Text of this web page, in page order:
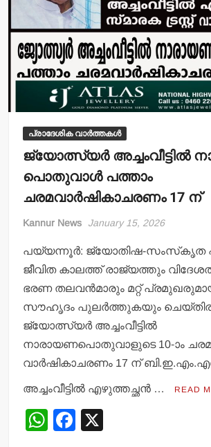
പ്രാദേശിക വാർത്തകൾ
ജ്യോത്സ്യര്‍ അച്ചംവീട്ടില്‍
പൊതുവാള്‍ പത്താം
ചരമവാര്‍ഷികാചരണം 17 ന്
Kannur News January 15, 2026
പയ്യന്നൂര്‍: ജ്യോതിഷ-സംസ്‌കൃത
ജീവിത കാലത്ത് രാജ്യത്തും
ഭരണ തലവന്‍മാരും മറ്റ്
സൗഹൃദം പുലര്‍ത്തുകയും
ജ്യോത്സ്യര്‍ അച്ചംവീട്ടില്‍
നാരായണപൊതുവാളുടെ 10-ാം ചരമ
വാര്‍ഷികാചരണം 17 ന്
അച്ചംവീട്ടില്‍ എഴുത്തച്ഛന്‍ … READ
W
F